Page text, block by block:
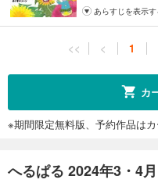
あらすじを表示す
へるぱる 2025年
あらすじを表示
1,600円 (税込)
<< < 1
カ
※期間限定無料版、予約作品は
へるぱる 2024年3・4